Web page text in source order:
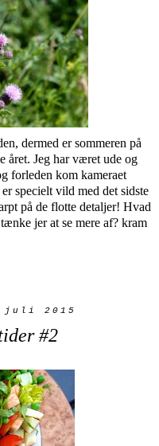
dermed er sommeren på
året. Jeg har været ude og
forleden kom kameraet
specielt vild med det sidste
på de flotte detaljer! Hvad
jer at se mere af? kram
juli 2015
#2